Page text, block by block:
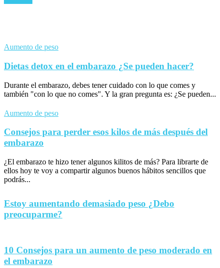
Aumento de peso
Dietas detox en el embarazo ¿Se pueden hacer?
Durante el embarazo, debes tener cuidado con lo que comes y
también "con lo que no comes". Y la gran pregunta es: ¿Se pueden...
Aumento de peso
Consejos para perder esos kilos de más después del
embarazo
¿El embarazo te hizo tener algunos kilitos de más? Para librarte de
ellos hoy te voy a compartir algunos buenos hábitos sencillos que
podrás...
Estoy aumentando demasiado peso ¿Debo
preocuparme?
10 Consejos para un aumento de peso moderado en
el embarazo